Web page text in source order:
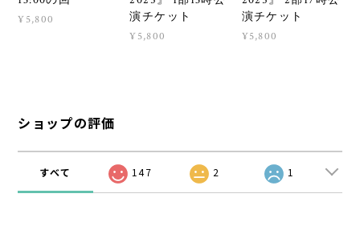
¥5,800
演チケット
¥5,800
演チケット
¥5,800
ショップの評価
すべて 147 2 1